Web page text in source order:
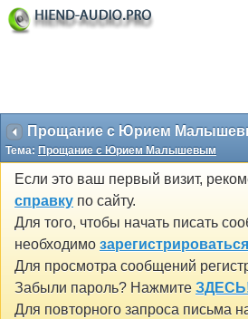
Прощание с Юрием
Тема: Прощание с Юрием Малышевым
Если это ваш первый визит,
справку по сайту.
Для того, чтобы начать писать
необходимо
Для просмотра сообщений
Забыли пароль? Нажмите
Для повторного запроса письма